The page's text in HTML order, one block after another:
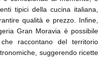
tipici della cucina italiana,
qualità e prezzo. Infine,
Gran Moravia è possibile
raccontano del territorio
suggerendo ricette